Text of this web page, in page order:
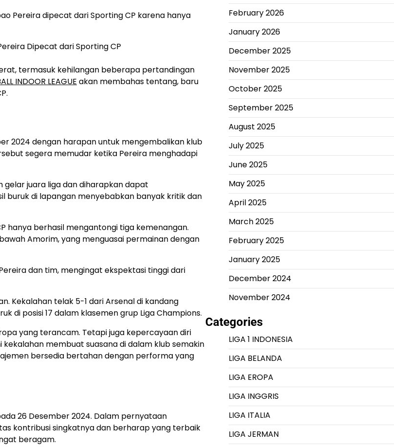
Pereira dipecat dari Sporting CP karena hanya
termasuk kehilangan beberapa pertandingan
INDOOR LEAGUE akan membahas tentang, baru
2024 dengan harapan untuk mengembalikan klub
segera memudar ketika Pereira menghadapi
gelar juara liga dan diharapkan dapat
buruk di lapangan menyebabkan banyak kritik dan
hanya berhasil mengantongi tiga kemenangan.
Amorim, yang menguasai permainan dengan
dan tim, mengingat ekspektasi tinggi dari
Kekalahan telak 5-1 dari Arsenal di kandang
di posisi 17 dalam klasemen grup Liga Champions.
yang terancam. Tetapi juga kepercayaan diri
membuat suasana di dalam klub semakin
bersedia bertahan dengan performa yang
26 Desember 2024. Dalam pernyataan
kontribusi singkatnya dan berharap yang terbaik
beragam.
February 2026
January 2026
December 2025
November 2025
October 2025
September 2025
August 2025
July 2025
June 2025
May 2025
April 2025
March 2025
February 2025
January 2025
December 2024
November 2024
Categories
LIGA 1 INDONESIA
LIGA BELANDA
LIGA EROPA
LIGA INGGRIS
LIGA ITALIA
LIGA JERMAN